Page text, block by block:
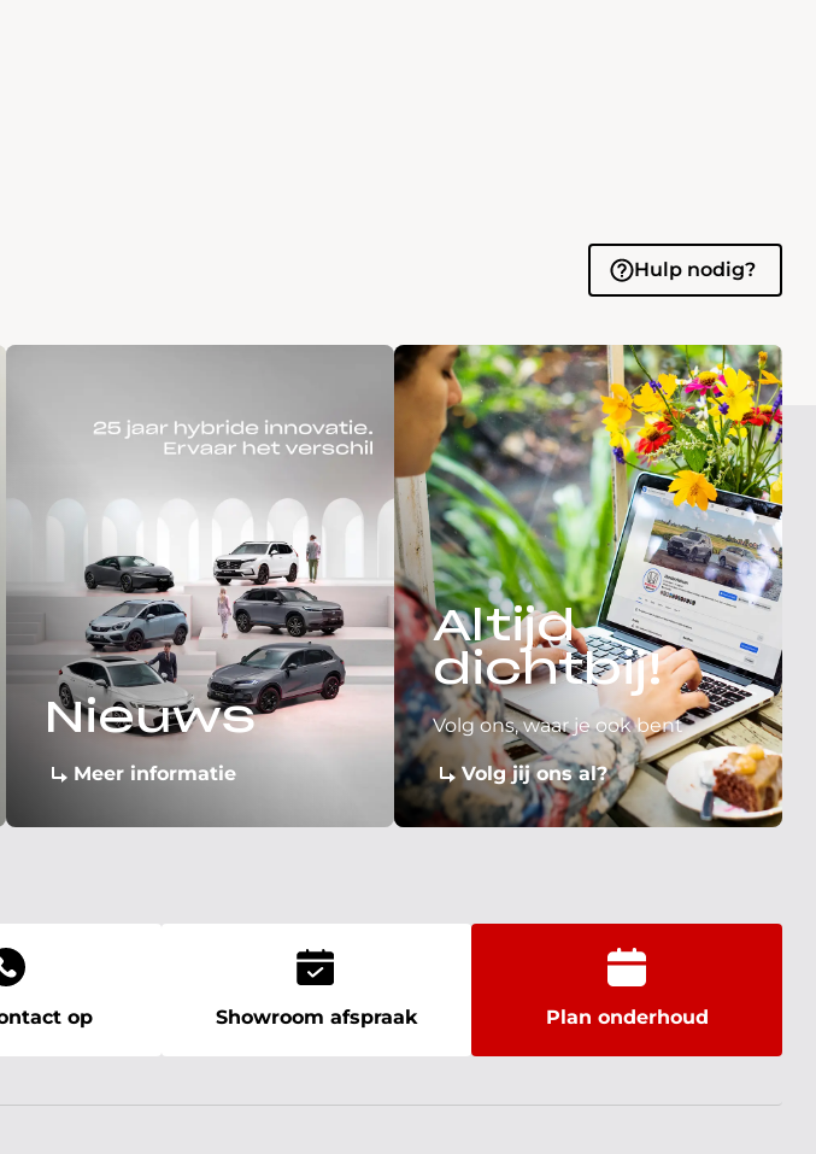
Hulp nodig?
Nieuws
Meer informatie
Altijd
dichtbij!
Volg ons, waar je ook bent
Volg jij ons al?
op Showroom afspraak Plan onderhoud